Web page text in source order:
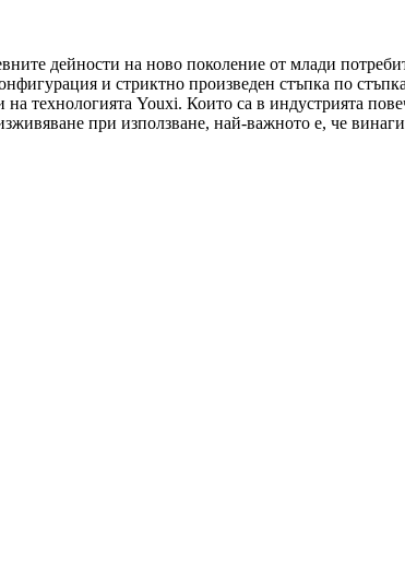
дейности на ново поколение от млади
и стриктно произведен стъпка по
технологията Youxi. Които са в индустрията
при използване, най-важното е, че